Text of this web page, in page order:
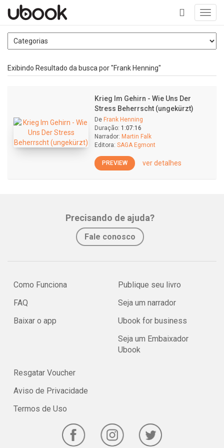
+
Exibindo Resultado da busca por "Frank Henning"
Krieg Im Gehirn - Wie Uns Der
Stress Beherrscht (ungekürzt)
De Frank Henning
Duração: 1:07:16
Narrador: Martin Falk
Editora: SAGA Egmont
PREVIEW ver detalhes
Precisando de ajuda?
Fale conosco
Como Funciona
FAQ
Baixar o app
Publique seu livro
Seja um narrador
Ubook for business
Seja um Embaixador
Ubook
Resgatar Voucher
Aviso de Privacidade
Termos de Uso